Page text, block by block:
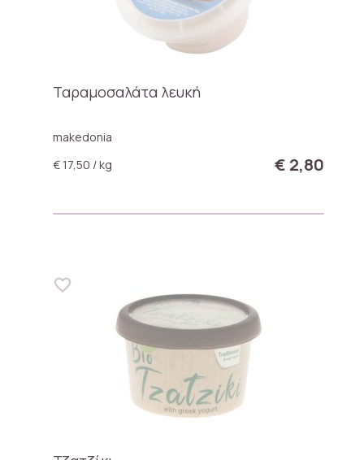
Ταραμοσαλάτα λευκή
makedonia
€ 17,50 / kg
€ 2,80